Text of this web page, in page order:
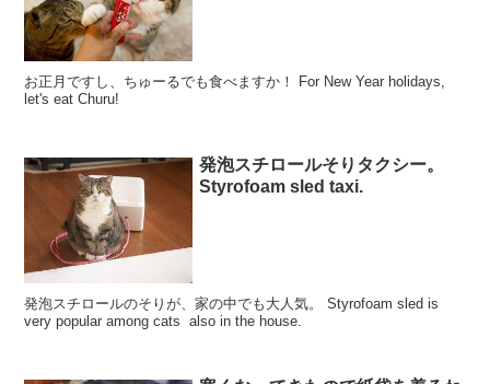
お正月ですし、ちゅーるでも食べますか！ For New Year holidays,
let's eat Churu!
発泡スチロールそりタクシー。
Styrofoam sled taxi.
発泡スチロールのそりが、家の中でも大人気。 Styrofoam sled is
very popular among cats also in the house.